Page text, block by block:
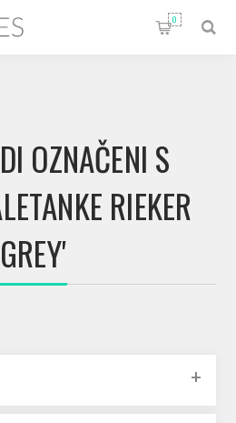
0
OZNAČENI S
RIEKER
GREY'